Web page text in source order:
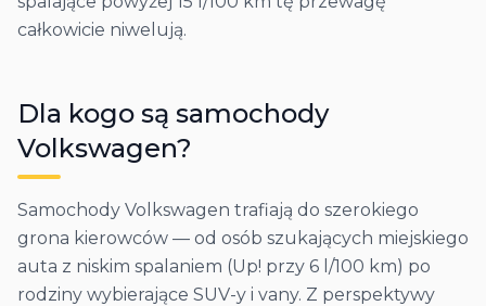
całkowicie niwelują.
Dla kogo są samochody
Volkswagen?
Samochody Volkswagen trafiają do szerokiego
grona kierowców — od osób szukających miejskiego
auta z niskim spalaniem (Up! przy 6 l/100 km) po
rodziny wybierające SUV-y i vany. Z perspektywy